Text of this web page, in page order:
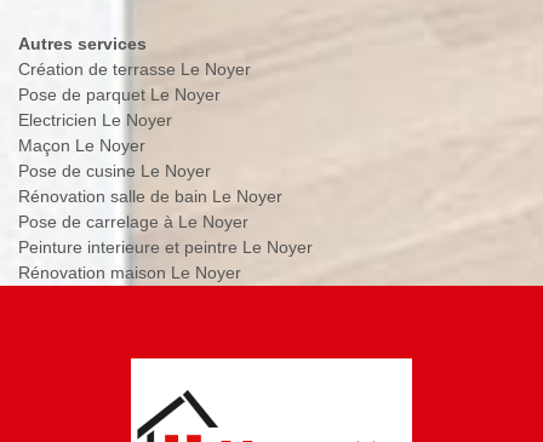
Autres services
Création de terrasse Le Noyer
Pose de parquet Le Noyer
Electricien Le Noyer
Maçon Le Noyer
Pose de cusine Le Noyer
Rénovation salle de bain Le Noyer
Pose de carrelage à Le Noyer
Peinture interieure et peintre Le Noyer
Rénovation maison Le Noyer